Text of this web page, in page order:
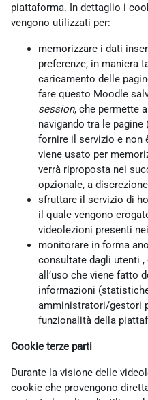
piattaforma. In dettaglio i
vengono utilizzati per:
memorizzare i dati
preferenze, in maniera
caricamento delle
fare questo Moodle
session, che permette
navigando tra le
fornire il servizio e non
viene usato per
verrà riproposta nei
opzionale, a
sfruttare il servizio di
il quale vengono
videolezioni presenti
monitorare in forma
consultate dagli utenti
all’uso che viene fatto
informazioni
amministratori/gestori
funzionalità della
Cookie terze parti
Durante la visione delle
cookie che provengono